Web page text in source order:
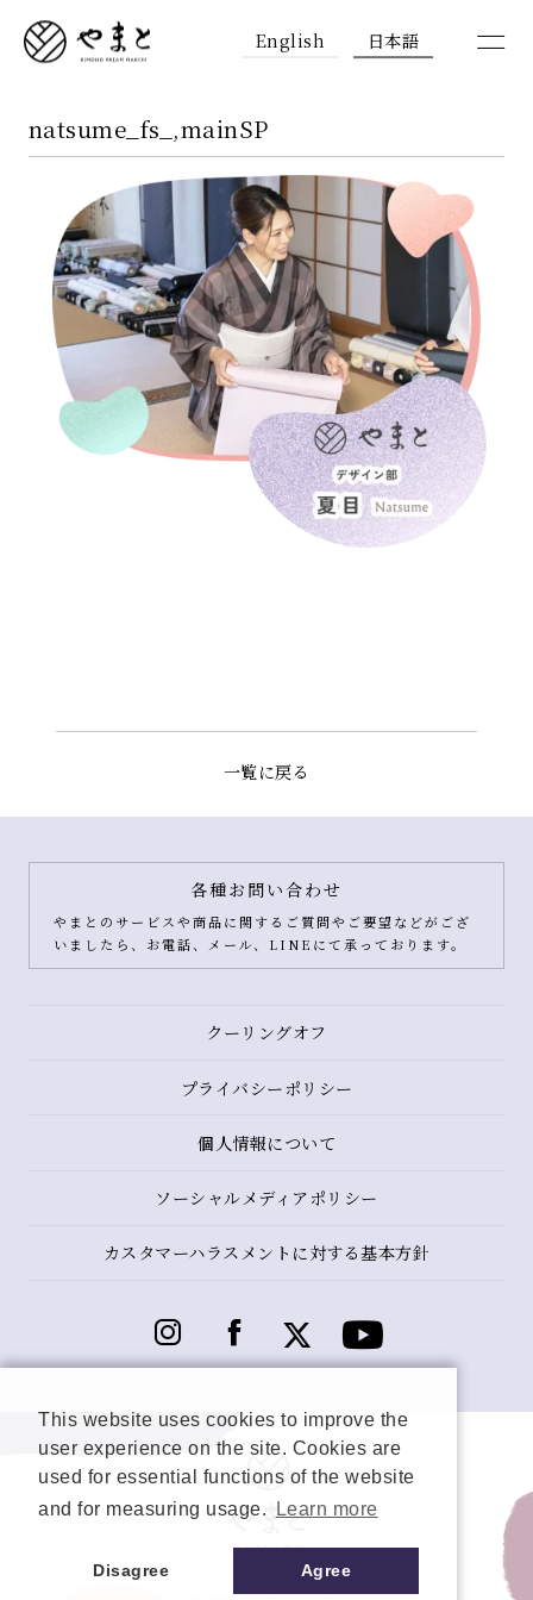
English 日本語
natsume_fs_,mainSP
一覧に戻る
各種お問い合わせ
やまとのサービスや商品に関するご質問やご要望などがござ
いましたら、お電話、メール、LINEにて承っております。
クーリングオフ
プライバシーポリシー
個人情報について
ソーシャルメディアポリシー
カスタマーハラスメントに対する基本方針
This website uses cookies to improve the
user experience on the site. Cookies are
used for essential functions of the website
and for measuring usage.
Learn more
Disagree Agree